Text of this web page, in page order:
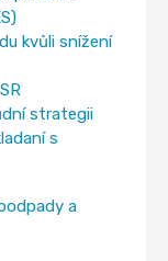
kvůli snížení
strategii
s
a